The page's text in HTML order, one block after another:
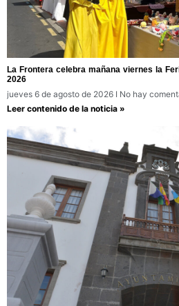
La Frontera celebra mañana viernes la
2026
jueves 6 de agosto de 2026
No hay
Leer contenido de la noticia »